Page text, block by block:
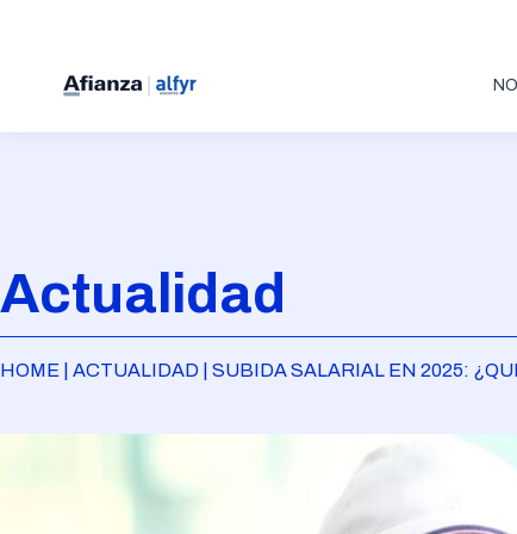
Actualidad
HOME | ACTUALIDAD | SUBIDA SALARIAL EN 2025: